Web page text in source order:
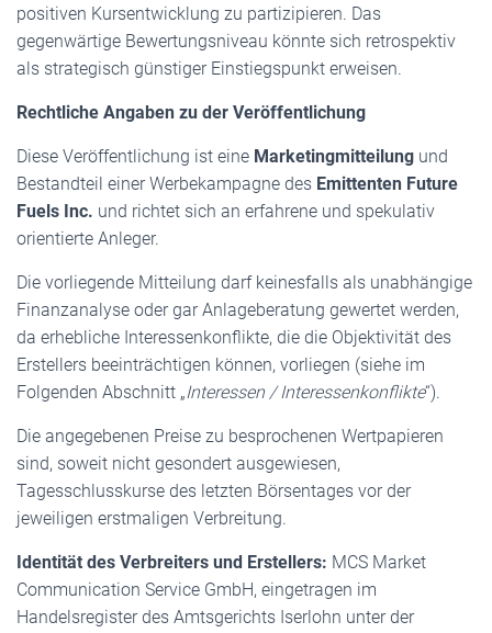
positiven Kursentwicklung zu partizipieren. Das
gegenwärtige Bewertungsniveau könnte sich retrospektiv
als strategisch günstiger Einstiegspunkt erweisen.
Rechtliche Angaben zu der Veröffentlichung
Diese Veröffentlichung ist eine Marketingmitteilung und
Bestandteil einer Werbekampagne des Emittenten Future
Fuels Inc. und richtet sich an erfahrene und spekulativ
orientierte Anleger.
Die vorliegende Mitteilung darf keinesfalls als unabhängige
Finanzanalyse oder gar Anlageberatung gewertet werden,
da erhebliche Interessenkonflikte, die die Objektivität des
Erstellers beeinträchtigen können, vorliegen (siehe im
Folgenden Abschnitt „Interessen / Interessenkonflikte“).
Die angegebenen Preise zu besprochenen Wertpapieren
sind, soweit nicht gesondert ausgewiesen,
Tagesschlusskurse des letzten Börsentages vor der
jeweiligen erstmaligen Verbreitung.
Identität des Verbreiters und Erstellers: MCS Market
Communication Service GmbH, eingetragen im
Handelsregister des Amtsgerichts Iserlohn unter der